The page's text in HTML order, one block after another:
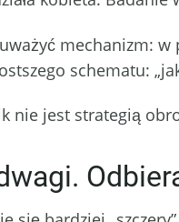
mechanizm:
schematu:
nie jest strategią